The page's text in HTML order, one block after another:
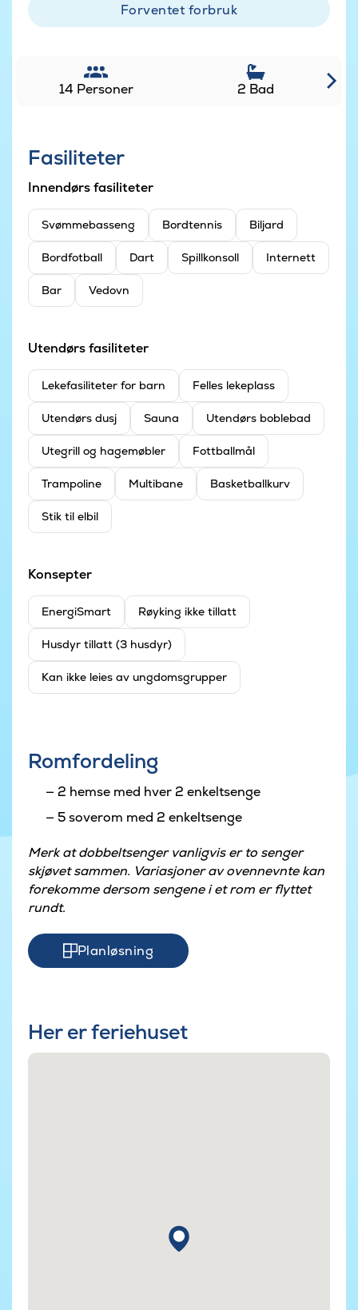
Forventet forbruk
14 Personer 2 Bad
Fasiliteter
Innendørs fasiliteter
Svømmebasseng Bordtennis Biljard
Bordfotball Dart Spillkonsoll Internett
Bar Vedovn
Utendørs fasiliteter
Leke­fasiliteter for barn Felles lekeplass
Utendørs dusj Sauna Utendørs boblebad
Utegrill og hagemøbler Fottballmål
Trampoline Multibane Basketballkurv
Stik til elbil
Konsepter
EnergiSmart Røyking ikke tillatt
Husdyr tillatt (3 husdyr)
Kan ikke leies av ungdomsgrupper
Romfordeling
2 hemse med hver 2 enkeltsenge
5 soverom med 2 enkeltsenge
Merk at dobbeltsenger vanligvis er to senger
skjøvet sammen. Variasjoner av ovennevnte kan
forekomme dersom sengene i et rom er flyttet
rundt.
Planløsning
Her er feriehuset